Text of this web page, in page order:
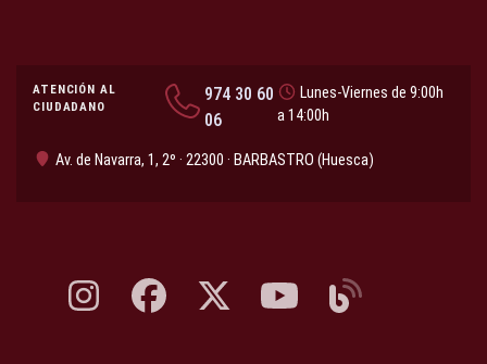
ATENCIÓN AL
CIUDADANO
974 30 60
06
Lunes-Viernes de 9:00h
a 14:00h
Av. de Navarra, 1, 2º · 22300 · BARBASTRO (Huesca)
Instagram, abre en nueva pestaña
Facebook, abre en nueva pestaña
X, antes Twitter, abre en nueva pestaña
YouTube, abre en nueva
Blog, abre en nueva